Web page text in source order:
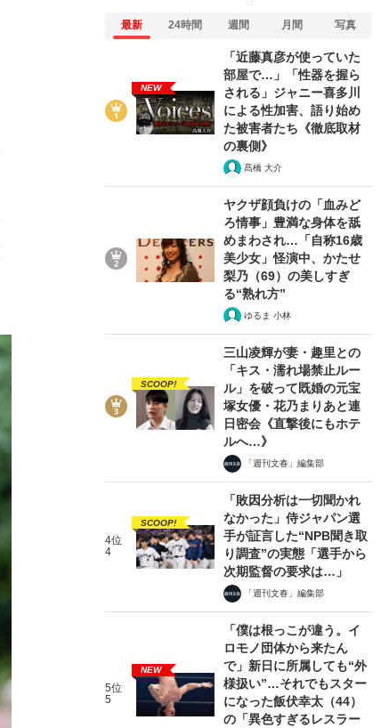
最新 24時間 週間 月間 写真
NEW
「近藤真彦が使っていた
部屋で…」「性器を握ら
される」ジャニー喜多川
による性加害、語り始め
た被害者たち《徹底取材
の裏側》
髙橋 大介
ヤクザ顔負けの「血みど
ろ情事」豊満な身体を舐
めまわされ…「自称16歳
美少女」怪演中、かたせ
梨乃（69）の美しすぎ
る“熟れ方”
ゆるま 小林
SCOOP!
三山凌輝が妻・趣里との
「キス・濡れ場禁止ルー
ル」を破って既婚の元宝
塚女優・花乃まりあと連
日密会《直撃後にもホテ
ルへ…》
「週刊文春」編集部
4位
4
SCOOP!
「敗因分析は一切聞かれ
なかった」侍ジャパン選
手が証言した“NPB聞き取
り調査”の実態「選手から
次期監督の要求は…」
「週刊文春」編集部
5位
5
NEW
「僕は根っこが違う。イ
ロモノ団体から来たん
で」新日に所属しても“外
様扱い”…それでもスター
になった飯伏幸太（44）
の「異色すぎるレスラー